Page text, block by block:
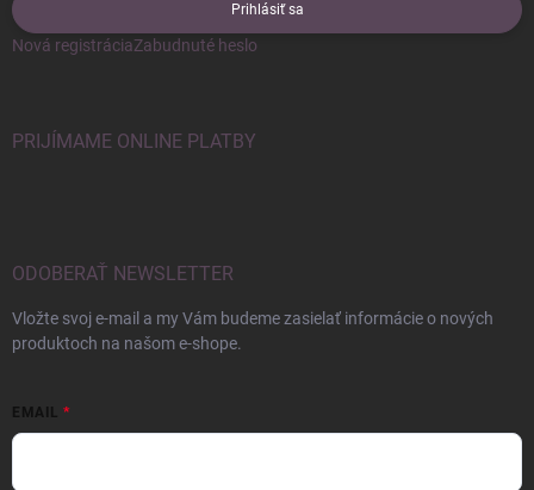
Prihlásiť sa
Nová registráciaZabudnuté heslo
PRIJÍMAME ONLINE PLATBY
ODOBERAŤ NEWSLETTER
Vložte svoj e-mail a my Vám budeme zasielať informácie o nových
produktoch na našom e-shope.
EMAIL